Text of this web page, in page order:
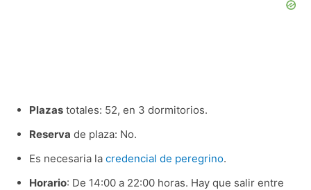
Plazastotales: 52, en 3 dormitorios.
Reserva de plaza: No.
Es necesaria la credencial de peregrino.
Horario: De 14:00 a 22:00 horas. Hay que salir entre